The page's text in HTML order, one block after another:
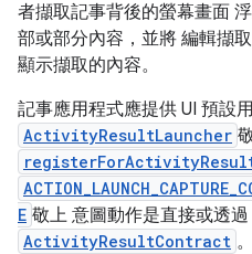
者擷取記事背後的螢幕畫面
部或部分內容，並將 編輯擷
顯示擷取的內容。
記事應用程式應提供 UI 預設
ActivityResultLauncher
E 敬上 意圖動作是直接或透過
ActivityResultContract 。